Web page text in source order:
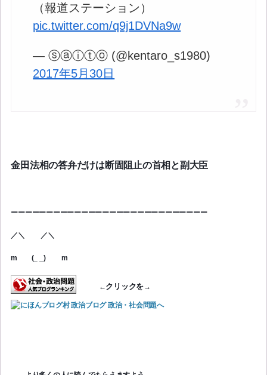
（報道ステーション）
pic.twitter.com/q9j1DVNa9w
— ⓢⓐⓘⓣⓞ (@kentaro_s1980)
2017年5月30日
金田法相の答弁だけは断固阻止の首相と副大臣
ーーーーーーーーーーーーーーーーーーーーーーーーーーーー
／＼　　 ／＼
m　　(_ _) 　　m
←ク リックを→